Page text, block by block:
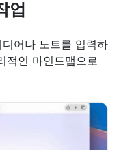
업
디어나 노트를 입력하
적인 마인드맵으로